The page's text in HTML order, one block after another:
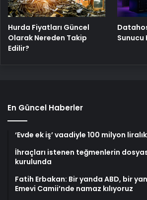
Hurda Fiyatları Güncel
Olarak Nereden Takip
Edilir?
Sunucu
En Güncel Haberler
‘Evde ek iş’ vaadiyle 100 milyon
İhraçları istenen teğmenlerin
kurulunda
Fatih Erbakan: Bir yanda ABD, bir
Emevi Camii’nde namaz kılıyoruz